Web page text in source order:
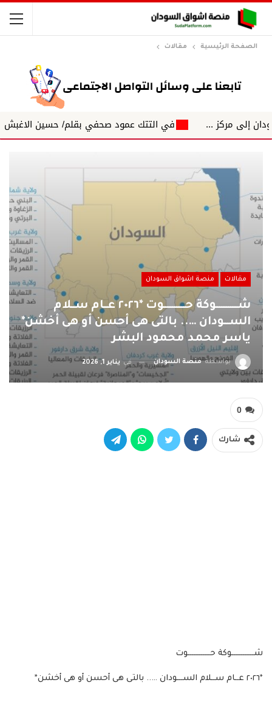
الصفحة الرئيسية مقالات
... في التتك عمود صحفي بقلم/ حسين الاغبش التكتلات
مقالات منصة اشواق السودان
شــــــــــــوكة حــــــــــــوت *٢٠٢٦ عــام ســلام
الســـودان ….. بالتى هى أحسن أو هى أخشن*
ياسر محمد محمود البشر
بواسطةمنصة السودان في يناير 1, 2026
0
شارك
شــــــــــــوكة حــــــــــــوت
*٢٠٢٦ عــام ســلام الســـودان ….. بالتى هى أحسن أو هى أخشن*